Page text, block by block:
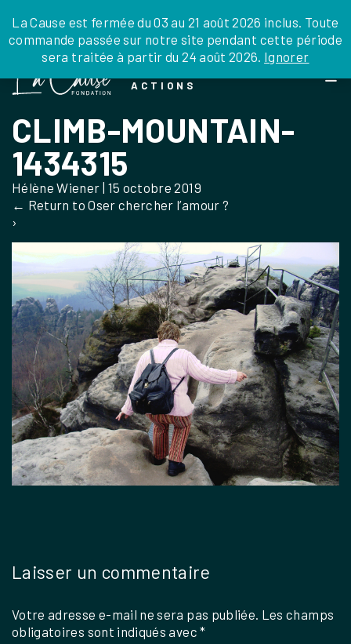
to
the
La Cause est fermée du 03 au 21 août 2026 inclus. Toute
commande passée sur notre site pendant cette période
sera traitée à partir du 24 août 2026. Ignorer
JE DONNE JE PARRAINE NOUS SOUTENIR
DEPUIS LA FRANCE
DEPUIS L’INTERNATIONAL
EN TANT QU’ORGANISATION
LEGS, LIBÉRALITÉS
0 ARTICLE
ACTIONS
CLIMB-MOUNTAIN-
1434315
Hélène Wiener | 15 octobre 2019
← Return to Oser chercher l’amour ?
›
Laisser un commentaire
Votre adresse e-mail ne sera pas publiée. Les champs
obligatoires sont indiqués avec*